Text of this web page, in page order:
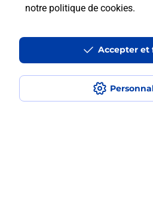
notre politique de cookies.
Accepter et
Est-ce que je peux
Ille-et-Vilaine
RENNES SAINT CYR
Acheter un